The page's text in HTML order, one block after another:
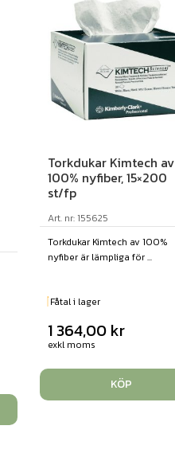
Torkdukar Kimtech av
100% nyfiber, 15×200
st/fp
Art. nr: 155625
Torkdukar Kimtech av 100%
nyfiber är lämpliga för ...
Fåtal i lager
1 364,00 kr
exkl moms
KÖP